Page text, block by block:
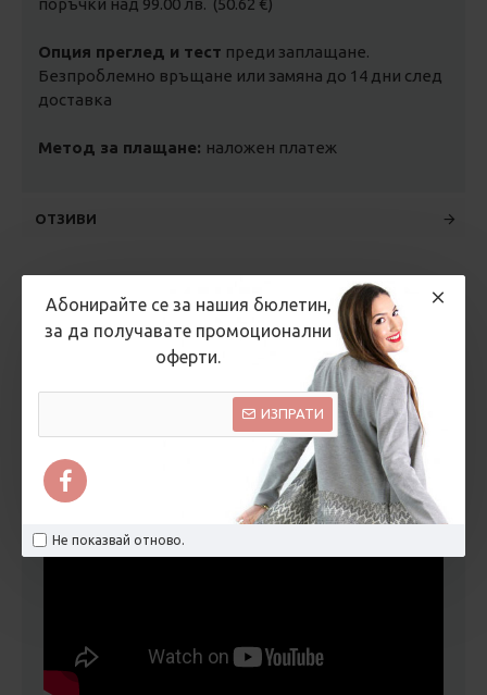
Абонирайте се за нашия бюлетин,
за да получавате промоционални
оферти.
ИЗПРАТИ
Не показвай отново.
поръчки над 99.00 лв. (50.62 €)
Опция преглед и тест преди заплащане.
Безпроблемно връщане или замяна до 14 дни след
доставка
Метод за плащане: наложен платеж
ОТЗИВИ
ВИДЕО